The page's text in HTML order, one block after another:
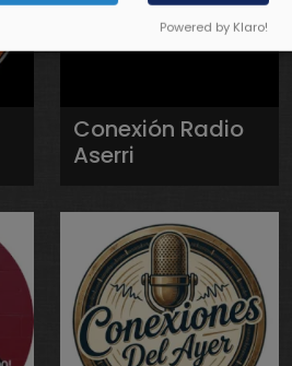
Conexión Radio
Aserri
Powered by Klaro!